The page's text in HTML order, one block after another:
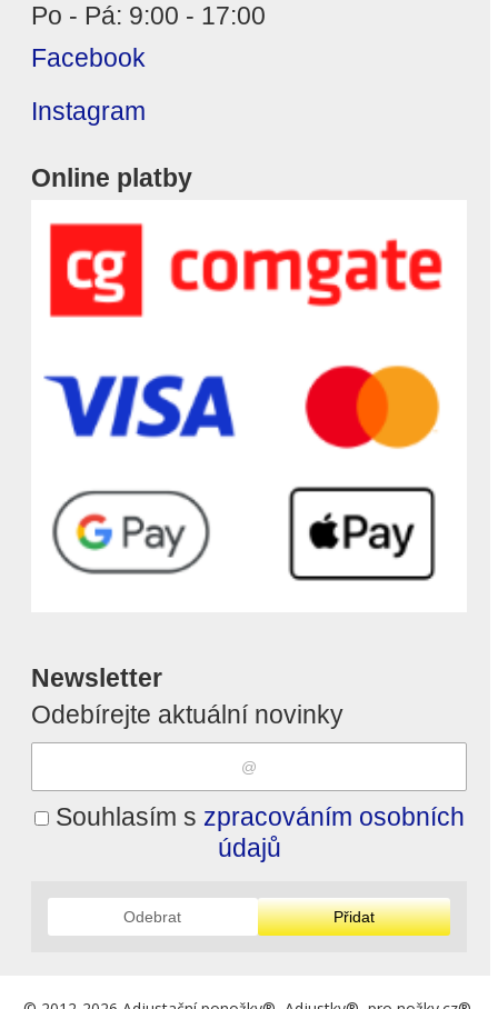
Po - Pá: 9:00 - 17:00
Facebook
Instagram
Online platby
Newsletter
Odebírejte aktuální novinky
Souhlasím s zpracováním osobních
údajů
Odebrat Přidat